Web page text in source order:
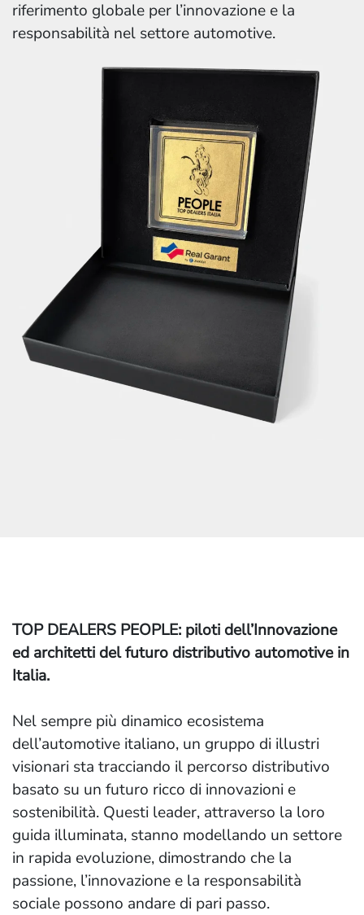
riferimento globale per l’innovazione e la
responsabilità nel settore automotive.
TOP DEALERS PEOPLE: piloti dell’Innovazione
ed architetti del futuro distributivo automotive in
Italia.
Nel sempre più dinamico ecosistema
dell’automotive italiano, un gruppo di illustri
visionari sta tracciando il percorso distributivo
basato su un futuro ricco di innovazioni e
sostenibilità. Questi leader, attraverso la loro
guida illuminata, stanno modellando un settore
in rapida evoluzione, dimostrando che la
passione, l’innovazione e la responsabilità
sociale possono andare di pari passo.